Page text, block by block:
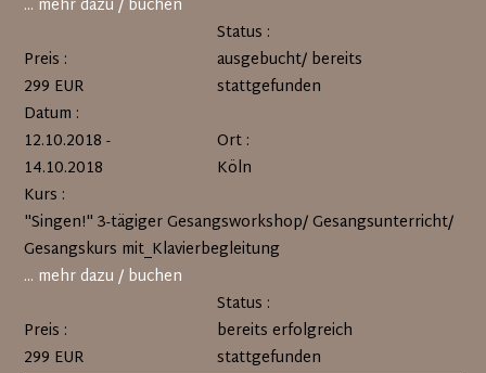
... mehr dazu / buchen
Preis :
299 EUR
Status :
ausgebucht/ bereits
stattgefunden
Datum :
12.10.2018 -
14.10.2018
Ort :
Köln
Kurs :
"Singen!" 3-tägiger Gesangsworkshop/ Gesangsunterricht/
Gesangskurs mit_Klavierbegleitung
... mehr dazu / buchen
Preis :
299 EUR
Status :
bereits erfolgreich
stattgefunden